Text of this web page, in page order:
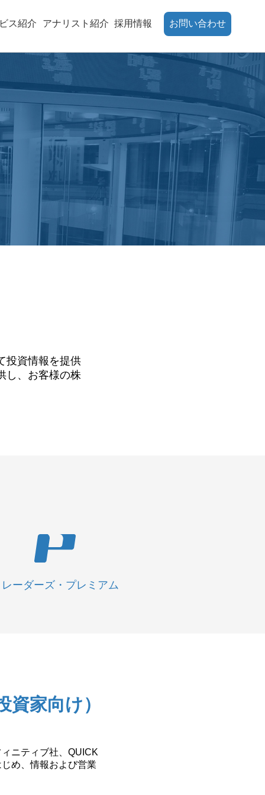
ス紹介 アナリスト紹介 採用情報 お問い合わせ
投資情報を提供
し、お客様の株
ーダーズ・プレミアム
家向け）
ニティブ社、QUICK
め、情報および営業